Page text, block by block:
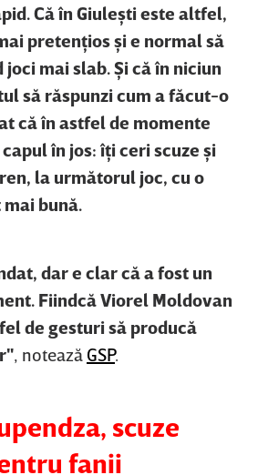
Că în Giuleşti este altfel,
pretenţios şi e normal să
mai slab. Şi că în niciun
să răspunzi cum a făcut-o
că în astfel de momente
în jos: îţi ceri scuze şi
la următorul joc, cu o
bună.
dar e clar că a fost un
Fiindcă Viorel Moldovan
de gesturi să producă
, notează GSP.
scuze
fanii